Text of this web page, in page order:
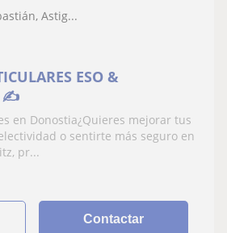
Astig...
ESO &
✍️
en Donostia¿Quieres mejorar tus
o sentirte más seguro en
pr...
Contactar